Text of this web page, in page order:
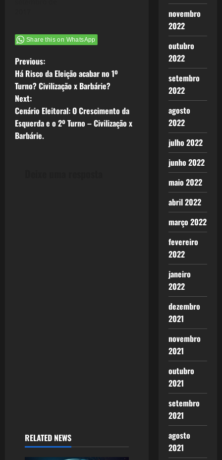
Share this on WhatsApp
P
o
s
t
Previous:
Há Risco da Eleição acabar no 1º
Turno? Civilização x Barbárie?
Next:
Cenário Eleitoral: O Crescimento da
Esquerda e o 2º Turno – Civilização x
Barbárie.
RELATED NEWS
novembro
2022
outubro
2022
setembro
2022
agosto
2022
julho 2022
junho 2022
maio 2022
abril 2022
março 2022
fevereiro
2022
janeiro
2022
dezembro
2021
novembro
2021
outubro
2021
setembro
2021
agosto
2021